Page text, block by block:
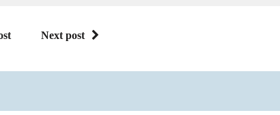
Next post